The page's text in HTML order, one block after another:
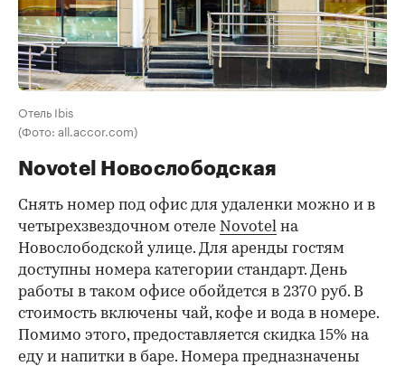
Отель Ibis
(Фото: all.accor.com)
Novotel Новослободская
Снять номер под офис для удаленки можно и в
четырехзвездочном отеле Novotel на
Новослободской улице. Для аренды гостям
доступны номера категории стандарт. День
работы в таком офисе обойдется в 2370 руб. В
стоимость включены чай, кофе и вода в номере.
Помимо этого, предоставляется скидка 15% на
еду и напитки в баре. Номера предназначены